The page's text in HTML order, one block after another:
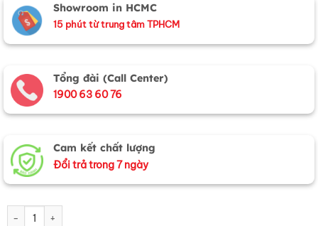
Showroom in HCMC
15 phút từ trung tâm TPHCM
Tổng đài (Call Center)
1900 63 60 76
Cam kết chất lượng
Đổi trả trong 7 ngày
Tranh đồng chữ Thư pháp - Chữ Tâm cạo màu MNV-DD09-2 số lượng